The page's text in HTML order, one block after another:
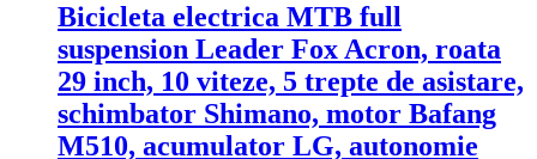
Bicicleta electrica MTB full
suspension Leader Fox Acron, roata
29 inch, 10 viteze, 5 trepte de asistare,
schimbator Shimano, motor Bafang
M510, acumulator LG, autonomie